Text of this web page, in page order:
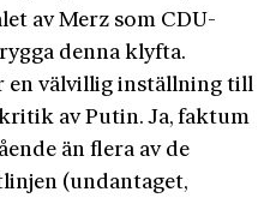
av Merz som CDU-
denna klyfta.
en välvillig inställning till
av Putin. Ja, faktum
än flera av de
(undantaget,